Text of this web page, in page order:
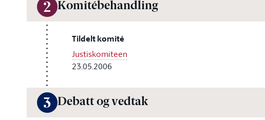
2 Komitébehandling
Tildelt komité
Justiskomiteen
23.05.2006
3 Debatt og vedtak